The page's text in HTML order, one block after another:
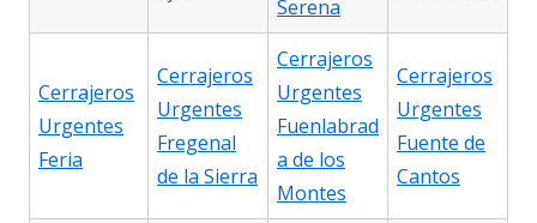
Serena
Cerrajeros
Urgentes
Feria
Cerrajeros
Urgentes
Fregenal
de la Sierra
Cerrajeros
Urgentes
Fuenlabrad
a de los
Montes
Cerrajeros
Urgentes
Fuente de
Cantos